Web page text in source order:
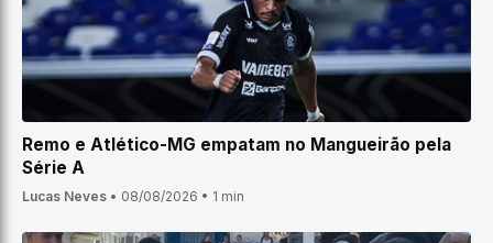
Remo e Atlético-MG empatam no Mangueirão pela
Série A
Lucas Neves • 08/08/2026 • 1 min